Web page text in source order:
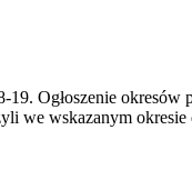
Ogłoszenie okresów
we wskazanym okresie